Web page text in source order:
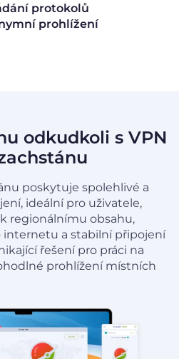
protokolů
prohlížení
odkudkoli s VPN
poskytuje spolehlivé a
ideální pro uživatele,
regionálnímu obsahu,
internetu a stabilní připojení
řešení pro práci na
prohlížení místních